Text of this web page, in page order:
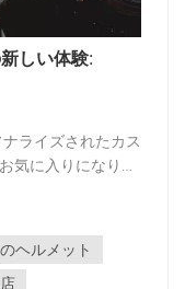
しい体験:
ライズされたカス
気に入りになりつ
スタマイズされた
レンドであるだけ
います。中国のカ
ヘルメット